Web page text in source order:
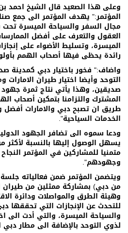
وعلى هذا الصعيد قال الشيخ احمد
المؤتمر:" يهدف المؤتمر الى جمع
مجال السفر والسياحة الميسرة
العقول والتعرف على أفضل
الميسرة، وتسليط الأضواء على
رائدة يحظى فيها أصحاب الهمم
واضاف:" فخور باختيار دبي كمدينة
التوحد وأيضا اختيار طيران
صديقين، وهذا يأتي نتاج ثمرة
المشترك والتزامنا بتمكين أصحاب
طريق ان تصبح دبي والامارات
الخدمات السياحية".
ودعا سموه الى تضافر الجهود
يسهل الوصول إليها بالنسبة لأكثر
متمنيا للمشاركين في المؤتمر
وجهودهم".
ويتضمن المؤتمر ضمن فعالياته
من دبي) بمشاركة ممثلين من طيران
وهيئة الطرق والمواصلات ودائرة
للتحدث عن الإنجازات التي تحققها
والسياحة الميسرة، والتي أدت الى
لذوي التوحد بالإضافة الى مطار دبي